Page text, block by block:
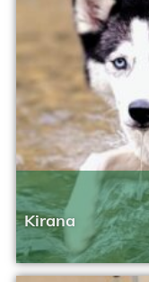
Kirana
Geändert am 16.